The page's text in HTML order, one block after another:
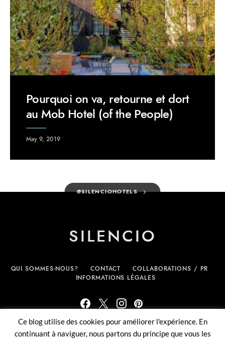
Pourquoi on va, retourne et dort
au Mob Hotel (of the People)
May 9, 2019
@SILENCIOHOTELS
SILENCIO
QUI SOMMES-NOUS? CONTACT
COLLABORATIONS / PR
INFORMATIONS LÉGALES
Ce blog utilise des cookies pour améliorer l'expérience. En
continuant à naviguer, nous partons du principe que vous les